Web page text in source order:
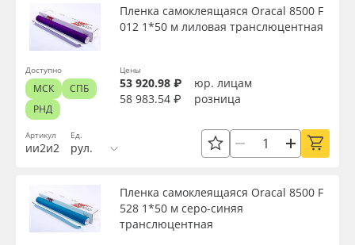
Артикул
ии2и2
Пленка самоклеящаяся Oracal 8500 F
012 1*50 м лиловая транслюцентная
Ед.
рул.
Цены
53 920.98 ₽
юр. лицам
58 983.54 ₽
розница
Доступно
МСК
СПБ
РНД
Пленка самоклеящаяся Oracal 8500 F
528 1*50 м серо-синяя
транслюцентная